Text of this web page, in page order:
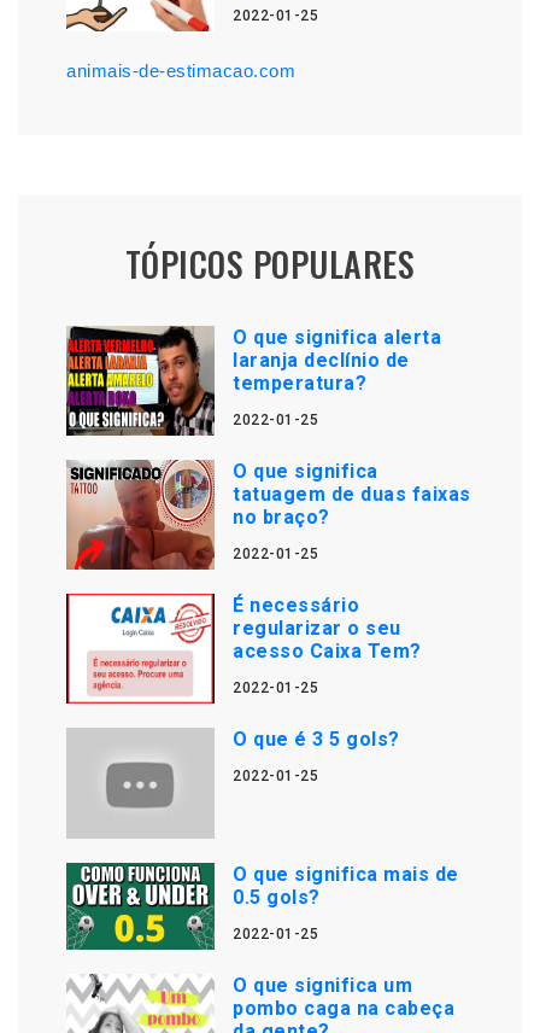
2022-01-25
animais-de-estimacao.com
TÓPICOS POPULARES
O que significa alerta
laranja declínio de
temperatura?
2022-01-25
O que significa
tatuagem de duas faixas
no braço?
2022-01-25
É necessário
regularizar o seu
acesso Caixa Tem?
2022-01-25
O que é 3 5 gols?
2022-01-25
O que significa mais de
0.5 gols?
2022-01-25
O que significa um
pombo caga na cabeça